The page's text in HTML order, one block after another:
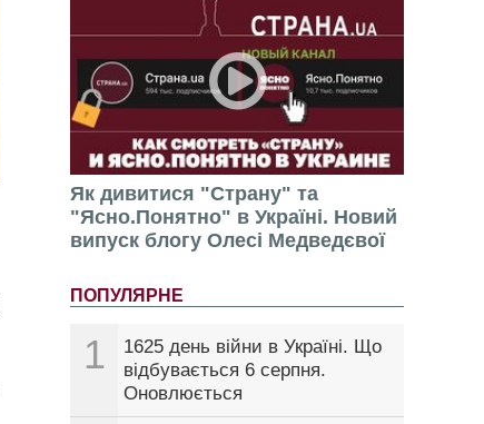
Як дивитися "Страну" та
"Ясно.Понятно" в Україні. Новий
випуск блогу Олесі Медведєвої
ПОПУЛЯРНЕ
1
1625 день війни в Україні. Що
відбувається 6 серпня.
Оновлюється